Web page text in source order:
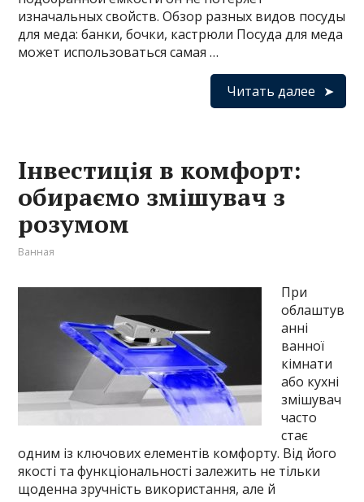
изначальных свойств. Обзор разных видов посуды
для меда: банки, бочки, кастрюли Посуда для меда
может использоваться самая …
Читать далее
Інвестиція в комфорт:
обираємо змішувач з
розумом
Ванная
При
облаштув
анні
ванної
кімнати
або кухні
змішувач
часто
стає
одним із ключових елементів комфорту. Від його
якості та функціональності залежить не тільки
щоденна зручність використання, але й